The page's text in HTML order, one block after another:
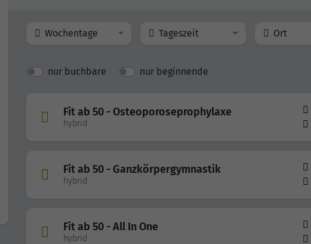
Wochentage Tageszeit Ort
nur buchbare nur beginnende
Fit ab 50 - Osteoporoseprophylaxe
hybrid
Fit ab 50 - Ganzkörpergymnastik
hybrid
Fit ab 50 - All In One
hybrid